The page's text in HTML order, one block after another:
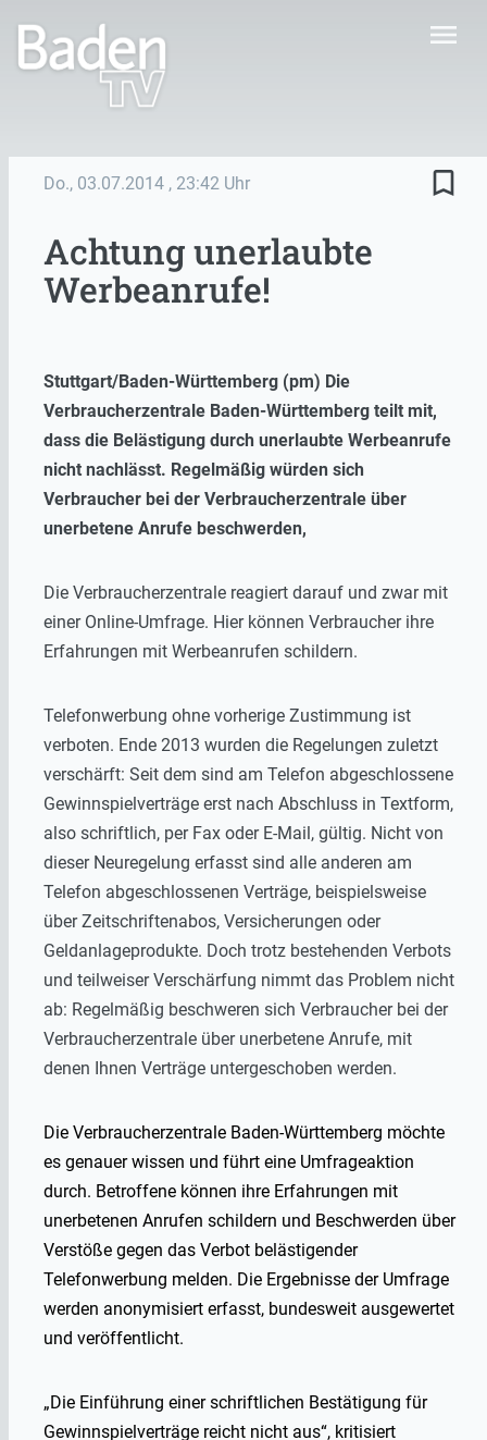
menu
Do., 03.07.2014 , 23:42 Uhr bookmark_border
Achtung unerlaubte
Werbeanrufe!
Stuttgart/Baden-Württemberg (pm) Die
Verbraucherzentrale Baden-Württemberg teilt mit,
dass die Belästigung durch unerlaubte Werbeanrufe
nicht nachlässt. Regelmäßig würden sich
Verbraucher bei der Verbraucherzentrale über
unerbetene Anrufe beschwerden,
Die Verbraucherzentrale reagiert darauf und zwar mit
einer Online-Umfrage. Hier können Verbraucher ihre
Erfahrungen mit Werbeanrufen schildern.
Telefonwerbung ohne vorherige Zustimmung ist
verboten. Ende 2013 wurden die Regelungen zuletzt
verschärft: Seit dem sind am Telefon abgeschlossene
Gewinnspielverträge erst nach Abschluss in Textform,
also schriftlich, per Fax oder E-Mail, gültig. Nicht von
dieser Neuregelung erfasst sind alle anderen am
Telefon abgeschlossenen Verträge, beispielsweise
über Zeitschriftenabos, Versicherungen oder
Geldanlageprodukte. Doch trotz bestehenden Verbots
und teilweiser Verschärfung nimmt das Problem nicht
ab: Regelmäßig beschweren sich Verbraucher bei der
Verbraucherzentrale über unerbetene Anrufe, mit
denen Ihnen Verträge untergeschoben werden.
Die Verbraucherzentrale Baden-Württemberg möchte
es genauer wissen und führt eine Umfrageaktion
durch. Betroffene können ihre Erfahrungen mit
unerbetenen Anrufen schildern und Beschwerden über
Verstöße gegen das Verbot belästigender
Telefonwerbung melden. Die Ergebnisse der Umfrage
werden anonymisiert erfasst, bundesweit ausgewertet
und veröffentlicht.
„Die Einführung einer schriftlichen Bestätigung für
Gewinnspielverträge reicht nicht aus“, kritisiert